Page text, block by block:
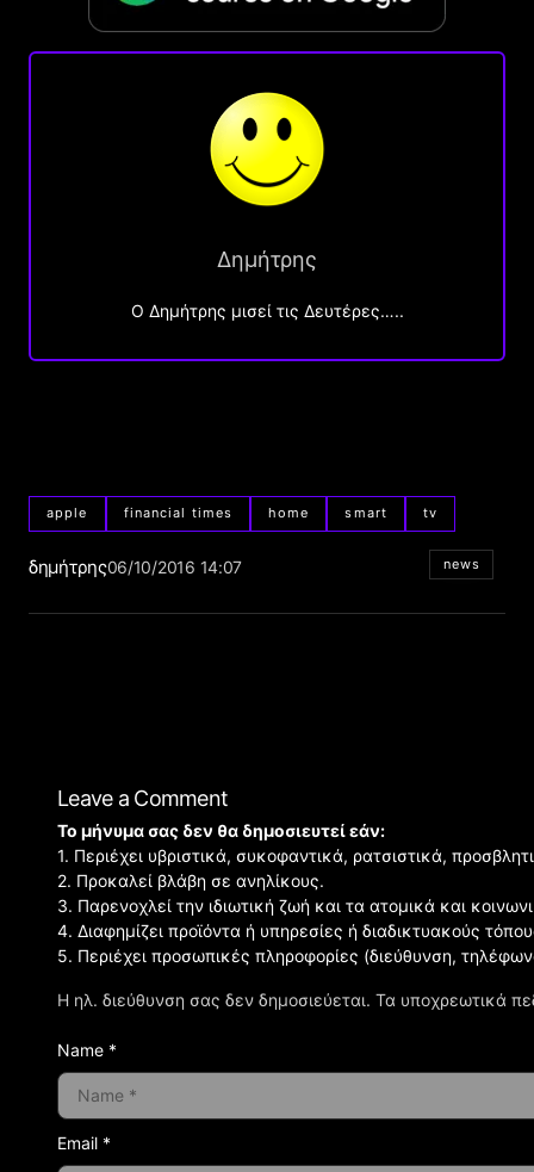
Δημήτρης
O Δημήτρης μισεί τις Δευτέρες…..
apple financial times home smart tv
δημήτρης06/10/2016 14:07 news
Leave a Comment
Η ηλ. διεύθυνση σας δεν δημοσιεύεται. Τα υποχρεωτικά
Το μήνυμα σας δεν θα δημοσιευτεί εάν:
1. Περιέχει υβριστικά, συκοφαντικά, ρατσιστικά,
2. Προκαλεί βλάβη σε ανηλίκους.
3. Παρενοχλεί την ιδιωτική ζωή και τα ατομικά και
4. Διαφημίζει προϊόντα ή υπηρεσίες ή διαδικτυακούς
5. Περιέχει προσωπικές πληροφορίες (διεύθυνση,
Name *
Email *